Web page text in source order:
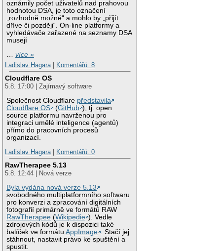
oznámily počet uživatelů nad prahovou
hodnotou DSA, je toto označení
„rozhodně možné“ a mohlo by „přijít
dříve či později“. On-line platformy a
vyhledávače zařazené na seznamy DSA
musejí
…více »
Ladislav Hagara| Komentářů: 8
Cloudflare OS
5.8. 17:00 | Zajímavý software
Společnost Cloudflare představila
Cloudflare OS
(GitHub ), tj. open
source platformu navrženou pro
integraci umělé inteligence (agentů)
přímo do pracovních procesů
organizací.
Ladislav Hagara| Komentářů: 0
RawTherapee 5.13
5.8. 12:44 | Nová verze
Byla vydána nová verze 5.13
svobodného multiplatformního softwaru
pro konverzi a zpracování digitálních
fotografií primárně ve formátů RAW
RawTherapee (Wikipedie ). Vedle
zdrojových kódů je k dispozici také
balíček ve formátuAppImage
. Stačí jej
stáhnout, nastavit právo ke spuštění a
spustit.